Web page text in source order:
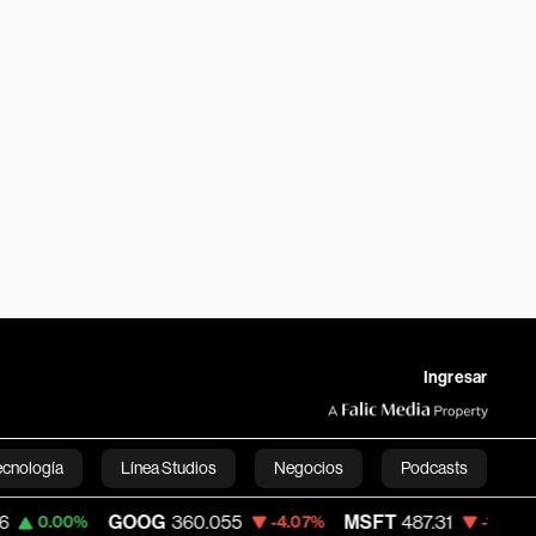
Ingresar
Línea Studios Negocios Podcasts
English
360.055 -4.07% MSFT 487.31 -1.09% AAPL 310.94